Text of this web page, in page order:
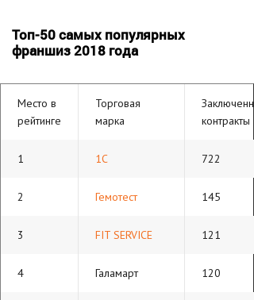
Топ-50 самых популярных
франшиз 2018 года
Место в
рейтинге
Торговая
марка
контракты
1 1С 722
2 Гемотест 145
3 FIT SERVICE 121
4 Галамарт 120